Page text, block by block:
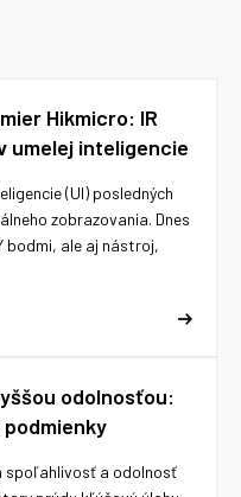
Hikmicro: IR
umelej inteligencie
(UI) posledných
zobrazovania. Dnes
bodmi, ale aj nástroj,
odolnosťou:
spoľahlivosť a odolnosť